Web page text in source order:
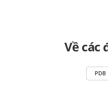
Về các
PDB